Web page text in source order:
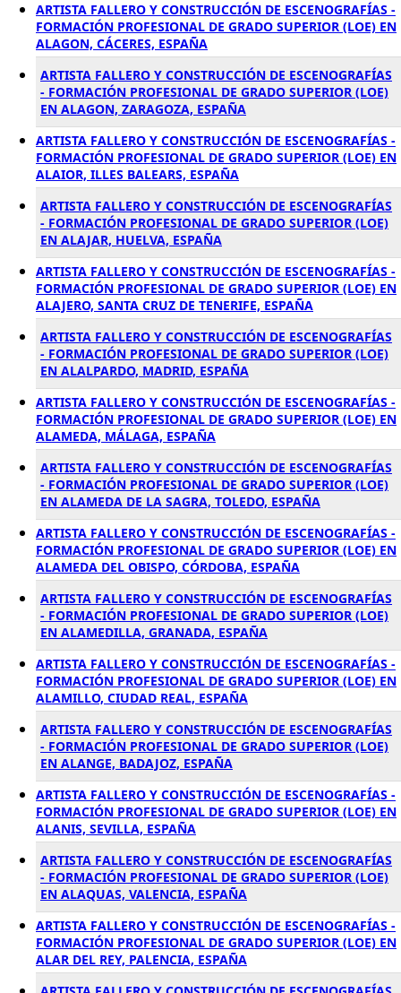
ARTISTA FALLERO Y CONSTRUCCIÓN DE ESCENOGRAFÍAS -
FORMACIÓN PROFESIONAL DE GRADO SUPERIOR (LOE) EN
ALAGON, CÁCERES, ESPAÑA
ARTISTA FALLERO Y CONSTRUCCIÓN DE ESCENOGRAFÍAS
- FORMACIÓN PROFESIONAL DE GRADO SUPERIOR (LOE)
EN ALAGON, ZARAGOZA, ESPAÑA
ARTISTA FALLERO Y CONSTRUCCIÓN DE ESCENOGRAFÍAS -
FORMACIÓN PROFESIONAL DE GRADO SUPERIOR (LOE) EN
ALAIOR, ILLES BALEARS, ESPAÑA
ARTISTA FALLERO Y CONSTRUCCIÓN DE ESCENOGRAFÍAS
- FORMACIÓN PROFESIONAL DE GRADO SUPERIOR (LOE)
EN ALAJAR, HUELVA, ESPAÑA
ARTISTA FALLERO Y CONSTRUCCIÓN DE ESCENOGRAFÍAS -
FORMACIÓN PROFESIONAL DE GRADO SUPERIOR (LOE) EN
ALAJERO, SANTA CRUZ DE TENERIFE, ESPAÑA
ARTISTA FALLERO Y CONSTRUCCIÓN DE ESCENOGRAFÍAS
- FORMACIÓN PROFESIONAL DE GRADO SUPERIOR (LOE)
EN ALALPARDO, MADRID, ESPAÑA
ARTISTA FALLERO Y CONSTRUCCIÓN DE ESCENOGRAFÍAS -
FORMACIÓN PROFESIONAL DE GRADO SUPERIOR (LOE) EN
ALAMEDA, MÁLAGA, ESPAÑA
ARTISTA FALLERO Y CONSTRUCCIÓN DE ESCENOGRAFÍAS
- FORMACIÓN PROFESIONAL DE GRADO SUPERIOR (LOE)
EN ALAMEDA DE LA SAGRA, TOLEDO, ESPAÑA
ARTISTA FALLERO Y CONSTRUCCIÓN DE ESCENOGRAFÍAS -
FORMACIÓN PROFESIONAL DE GRADO SUPERIOR (LOE) EN
ALAMEDA DEL OBISPO, CÓRDOBA, ESPAÑA
ARTISTA FALLERO Y CONSTRUCCIÓN DE ESCENOGRAFÍAS
- FORMACIÓN PROFESIONAL DE GRADO SUPERIOR (LOE)
EN ALAMEDILLA, GRANADA, ESPAÑA
ARTISTA FALLERO Y CONSTRUCCIÓN DE ESCENOGRAFÍAS -
FORMACIÓN PROFESIONAL DE GRADO SUPERIOR (LOE) EN
ALAMILLO, CIUDAD REAL, ESPAÑA
ARTISTA FALLERO Y CONSTRUCCIÓN DE ESCENOGRAFÍAS
- FORMACIÓN PROFESIONAL DE GRADO SUPERIOR (LOE)
EN ALANGE, BADAJOZ, ESPAÑA
ARTISTA FALLERO Y CONSTRUCCIÓN DE ESCENOGRAFÍAS -
FORMACIÓN PROFESIONAL DE GRADO SUPERIOR (LOE) EN
ALANIS, SEVILLA, ESPAÑA
ARTISTA FALLERO Y CONSTRUCCIÓN DE ESCENOGRAFÍAS
- FORMACIÓN PROFESIONAL DE GRADO SUPERIOR (LOE)
EN ALAQUAS, VALENCIA, ESPAÑA
ARTISTA FALLERO Y CONSTRUCCIÓN DE ESCENOGRAFÍAS -
FORMACIÓN PROFESIONAL DE GRADO SUPERIOR (LOE) EN
ALAR DEL REY, PALENCIA, ESPAÑA